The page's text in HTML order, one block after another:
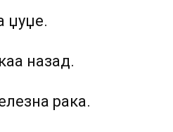
џуџе.
назад.
рака.